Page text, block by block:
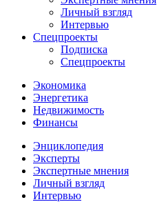
Личный взгляд
Интервью
Спецпроекты
Подписка
Спецпроекты
Экономика
Энергетика
Недвижимость
Финансы
Энциклопедия
Эксперты
Экспертные мнения
Личный взгляд
Интервью